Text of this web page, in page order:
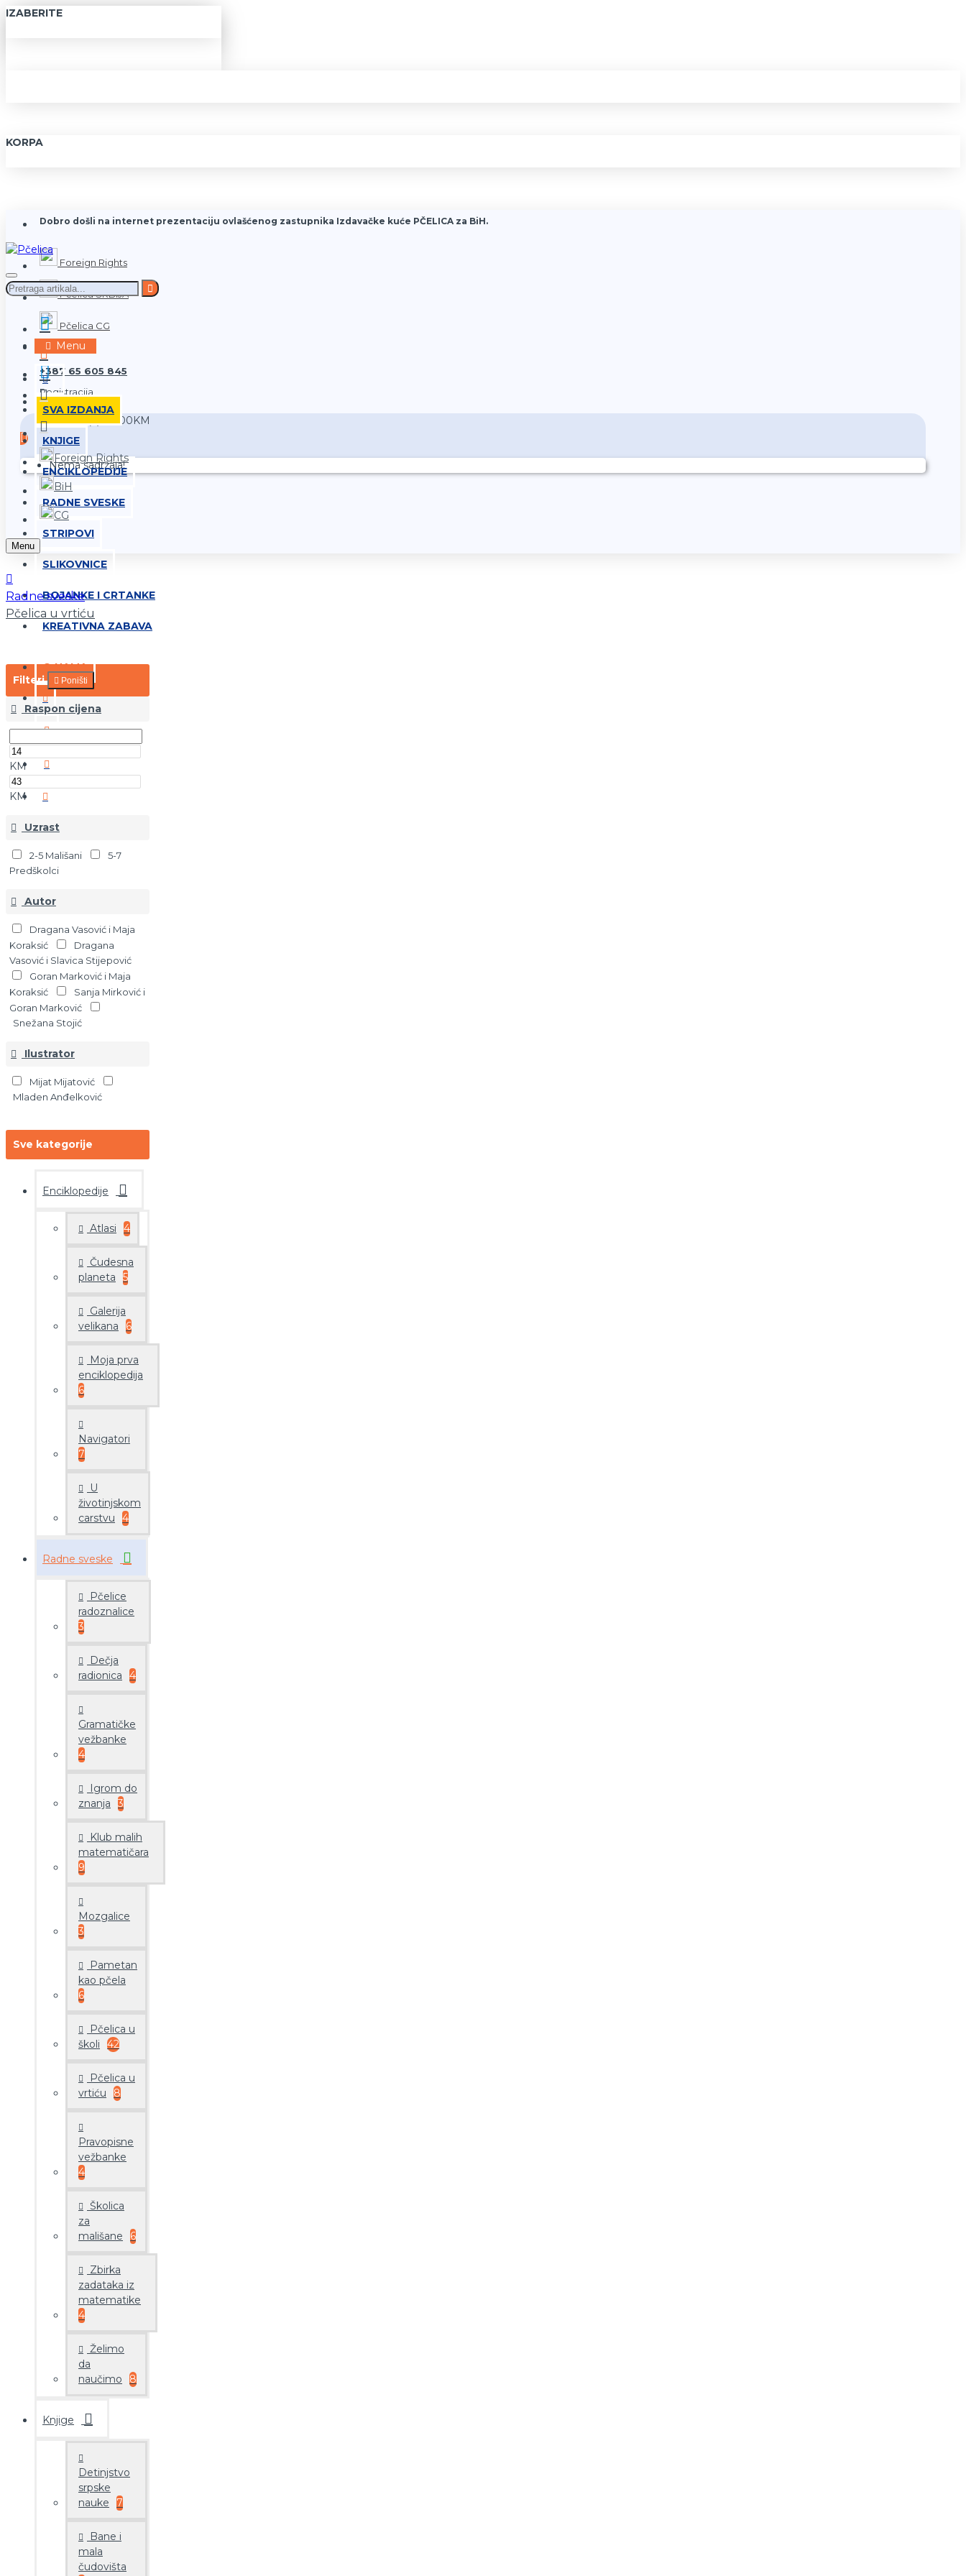
IZABERITE
KORPA
Dobro došli na internet prezentaciju ovlašćenog zastupnika Izdavačke kuće PČELICA za BiH.
Foreign Rights
Pčelica SRBIJA
Pčelica CG
+387 65 605 845
Prijava
Registracija
0 proizvod(a) - 0,00KM
Nema sadržaja!
Menu
SVA IZDANJA
KNJIGE
ENCIKLOPEDIJE
RADNE SVESKE
STRIPOVI
SLIKOVNICE
BOJANKE I CRTANKE
KREATIVNA ZABAVA
O NAMA
Foreign Rights
BiH
CG
Menu
Radne sveske
Pčelica u vrtiću
Filteri Poništi
Raspon cijena
KM
KM
Uzrast
2-5 Mališani
5-7
Predškolci
Autor
Dragana Vasović i Maja
Koraksić
Dragana
Vasović i Slavica Stijepović
Goran Marković i Maja
Koraksić
Sanja Mirković i
Goran Marković
Snežana Stojić
Ilustrator
Mijat Mijatović
Mladen Anđelković
Sve kategorije
Enciklopedije
Atlasi 4
Čudesna
planeta
5
Galerija
velikana
6
Moja prva
enciklopedija
6
Navigatori
7
U
životinjskom
carstvu
4
Radne sveske
Pčelice
radoznalice
3
Dečja
radionica
4
Gramatičke
vežbanke
4
Igrom do
znanja
3
Klub malih
matematičara
9
Mozgalice
3
Pametan
kao pčela
6
Pčelica u
školi
42
Pčelica u
vrtiću
8
Pravopisne
vežbanke
4
Školica
za
mališane
6
Zbirka
zadataka iz
matematike
4
Želimo
da
naučimo
8
Knjige
Detinjstvo
srpske
nauke
7
Bane i
mala
čudovišta